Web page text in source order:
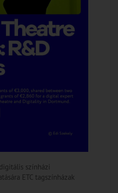
színházi
ETC tagszínházak